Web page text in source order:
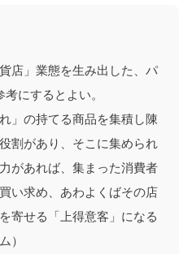
店」業態を生み出した、パ
にするとよい。
」の持てる商品を集積し陳
割があり、そこに集められ
があれば、集まった消費者
い求め、あわよくばその店
寄せる「上得意客」になる
）